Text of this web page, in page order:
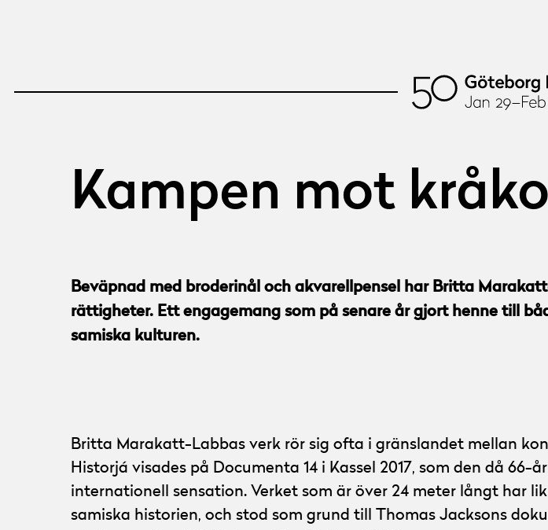
Kampen mot
Beväpnad med broderinål och akvarellpensel har Britta
rättigheter. Ett engagemang som på senare år gjort henne till
samiska kulturen.
Britta Marakatt-Labbas verk rör sig ofta i gränslandet mellan
Historjá visades på Documenta 14 i Kassel 2017, som den då
internationell sensation. Verket som är över 24 meter långt har
samiska historien, och stod som grund till Thomas Jacksons